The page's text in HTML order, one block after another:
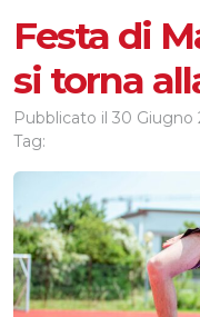
Festa di
si torna
Pubblicato il 30 Giugno
Tag: